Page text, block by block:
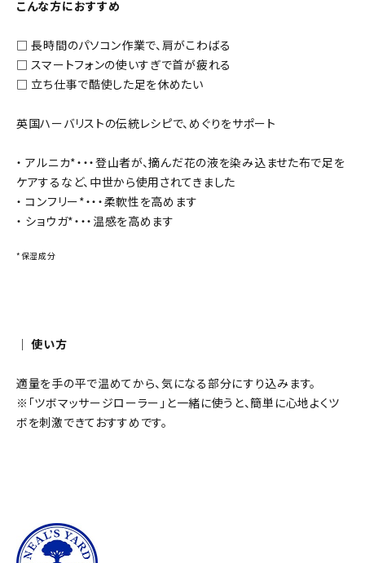
こんな方におすすめ
□ 長時間のパソコン作業で、肩がこわばる
□ スマートフォンの使いすぎで首が疲れる
□ 立ち仕事で酷使した足を休めたい
英国ハーバリストの伝統レシピで、めぐりをサポート
・ アルニカ*・・・登山者が、摘んだ花の液を染み込ませた布で足を
ケアするなど、中世から使用されてきました
・ コンフリー*・・・柔軟性を高めます
・ ショウガ*・・・温感を高めます
*保湿成分
｜ 使い方
適量を手の平で温めてから、気になる部分にすり込みます。
※「ツボマッサージローラー 」と一緒に使うと、簡単に心地よくツ
ボを刺激できておすすめです。